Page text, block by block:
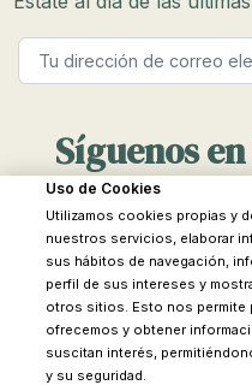
Los peluches y doudous
el desarrollo emocional
de tela pueden ayudar a
momentos de miedo o
sensación de seguridad y
los peluches y doudous
habilidades sociales, ya
jugar con ellos, lo que
capacidad de
Síguenos
Facebook
Categorías
Uso de Cookies
Utilizamos cookies propias y
nuestros servicios, elaborar
sus hábitos de navegación,
perfil de sus intereses y
otros sitios. Esto nos permite
ofrecemos y obtener
suscitan interés,
y su seguridad.